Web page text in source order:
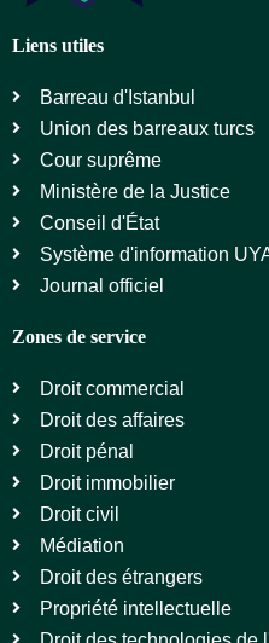
Liens utiles
Barreau d'Istanbul
Union des barreaux turcs
Cour suprême
Ministère de la Justice
Conseil d'État
Système d'information
Journal officiel
Zones de service
Droit commercial
Droit des affaires
Droit pénal
Droit immobilier
Droit civil
Médiation
Droit des étrangers
Propriété intellectuelle